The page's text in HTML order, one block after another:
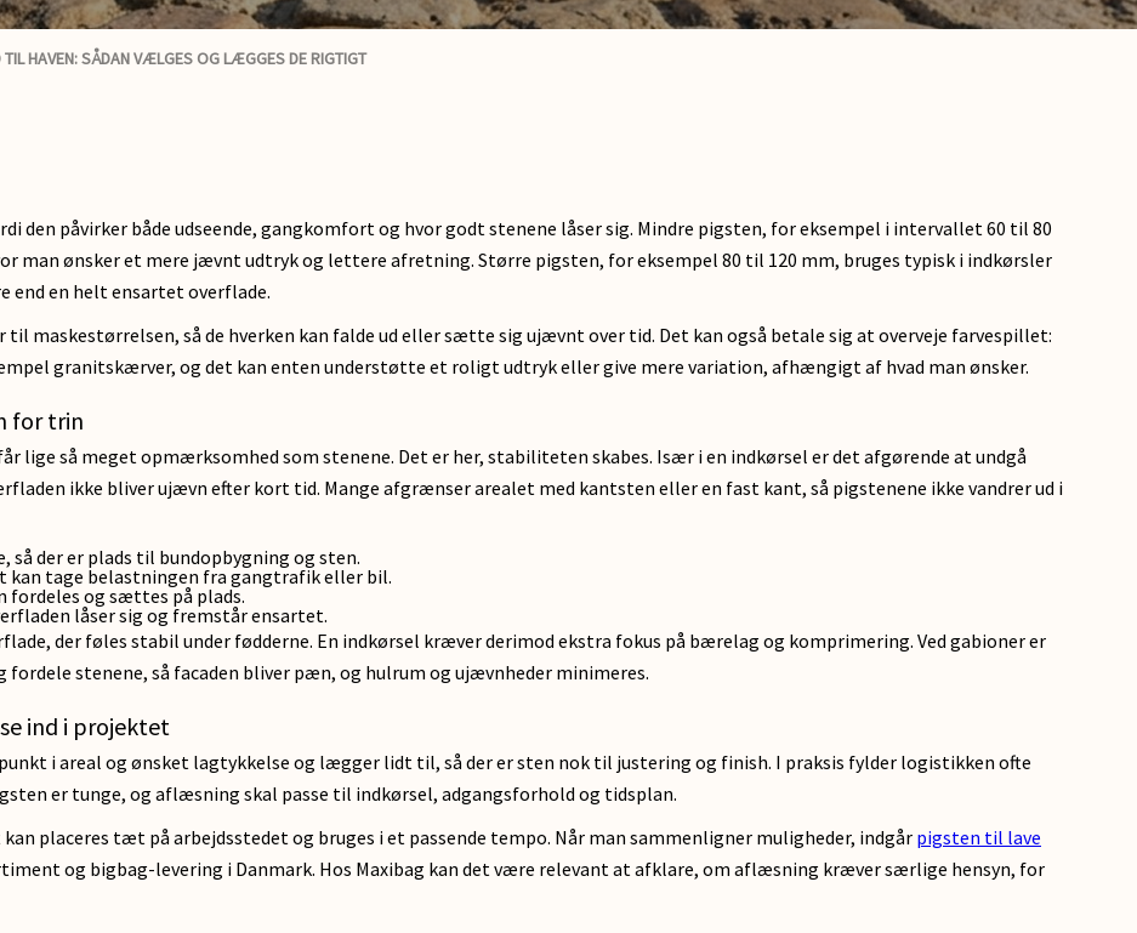
HAVEN: SÅDAN VÆLGES OG LÆGGES DE RIGTIGT
den påvirker både udseende, gangkomfort og hvor godt stenene låser sig. Mindre pigsten, for eksempel i intervallet 60 til 80
man ønsker et mere jævnt udtryk og lettere afretning. Større pigsten, for eksempel 80 til 120 mm, bruges typisk i indkørsler
en helt ensartet overflade.
maskestørrelsen, så de hverken kan falde ud eller sætte sig ujævnt over tid. Det kan også betale sig at overveje farvespillet:
granitskærver, og det kan enten understøtte et roligt udtryk eller give mere variation, afhængigt af hvad man ønsker.
for trin
lige så meget opmærksomhed som stenene. Det er her, stabiliteten skabes. Især i en indkørsel er det afgørende at undgå
ikke bliver ujævn efter kort tid. Mange afgrænser arealet med kantsten eller en fast kant, så pigstenene ikke vandrer ud i
så der er plads til bundopbygning og sten.
tage belastningen fra gangtrafik eller bil.
og sættes på plads.
låser sig og fremstår ensartet.
der føles stabil under fødderne. En indkørsel kræver derimod ekstra fokus på bærelag og komprimering. Ved gabioner er
stenene, så facaden bliver pæn, og hulrum og ujævnheder minimeres.
ind i projektet
i areal og ønsket lagtykkelse og lægger lidt til, så der er sten nok til justering og finish. I praksis fylder logistikken ofte
er tunge, og aflæsning skal passe til indkørsel, adgangsforhold og tidsplan.
placeres tæt på arbejdsstedet og bruges i et passende tempo. Når man sammenligner muligheder, indgår pigsten til lave
og bigbag-levering i Danmark. Hos Maxibag kan det være relevant at afklare, om aflæsning kræver særlige hensyn, for